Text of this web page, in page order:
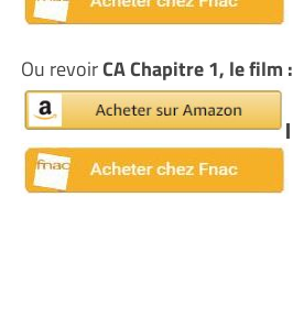
Ou revoirCA Chapitre 1, le film :